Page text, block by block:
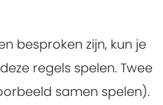
besproken zijn, kun je
regels spelen. Twee
samen spelen).